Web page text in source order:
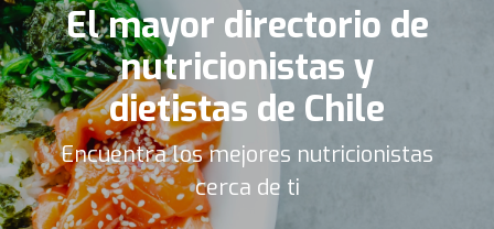
El mayor directorio de
nutricionistas y
dietistas de Chile
Encuentra los mejores nutricionistas
cerca de ti